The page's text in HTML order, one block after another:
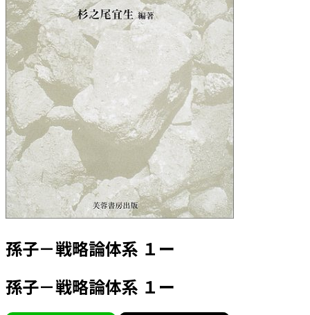
孫子－戦略論体系 １ー
孫子－戦略論体系 １ー